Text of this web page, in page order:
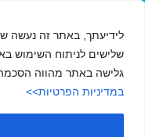
שלישים לניתוח השימוש
גלישה באתר מהווה
במדיניות הפרטיות>>
ויצו